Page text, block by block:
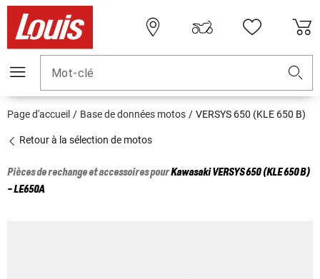
Mot-clé
Page d'accueil Base de données motos VERSYS 650 (KLE 650 B)
Retour à la sélection de motos
Pièces de rechange et accessoires pourKawasakiVERSYS 650 (KLE 650 B)
- LE650A